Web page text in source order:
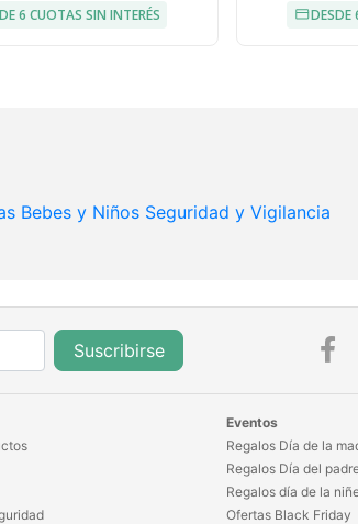
6 CUOTAS SIN INTERÉS DESDE
Bebes y Niños Seguridad y Vigilancia
Suscribirse
Eventos
Regalos Día de la
Regalos Día del
Regalos día de la
Ofertas Black Friday